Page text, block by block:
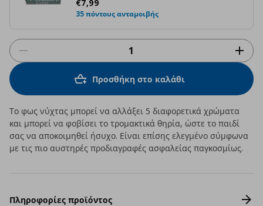
€7,99
35 πόντους ανταμοιβής
Προσθήκη στο καλάθι
Το φως νύχτας μπορεί να αλλάξει 5 διαφορετικά χρώματα
και μπορεί να φοβίσει το τρομακτικά θηρία, ώστε το παιδί
σας να αποκοιμηθεί ήσυχο. Είναι επίσης ελεγμένο σύμφωνα
με τις πιο αυστηρές προδιαγραφές ασφαλείας παγκοσμίως.
Πληροφορίες προϊόντος